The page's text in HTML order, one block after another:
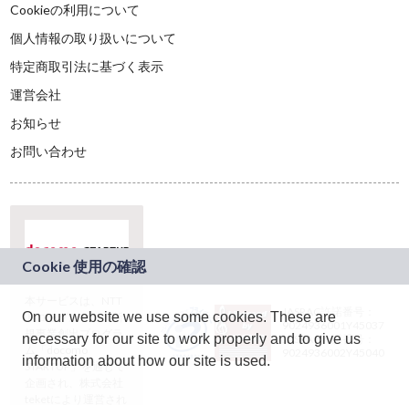
Cookieの利用について
個人情報の取り扱いについて
特定商取引法に基づく表示
運営会社
お知らせ
お問い合わせ
ドコモグループの新
規事業創出プログラ
ム「docomo
STARTUP」を通じて
JASRAC許諾番号：
9024936001Y45037
JASRAC許諾番号：
On our website we use some cookies. These are
necessary for our site to work properly and to give us
information about how our site is used.